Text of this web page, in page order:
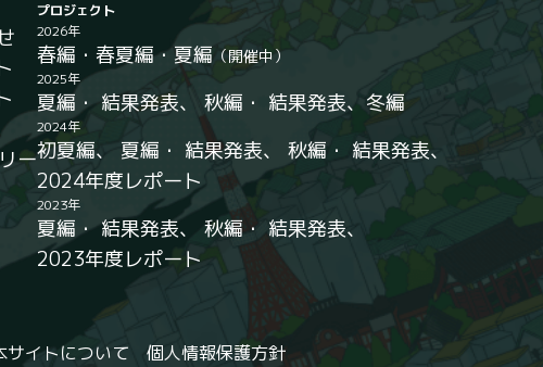
ー
プロジェクト
2026年
春編 ・ 春夏編・夏編 （開催中）
2025年
夏編 ・ 結果発表、 秋編 ・ 結果発表、 冬編
2024年
初夏編、 夏編 ・ 結果発表、 秋編 ・ 結果発表、
2024年度レポート
2023年
夏編 ・結果発表、 秋編 ・ 結果発表、
2023年度レポート
サイトについて 個人情報保護方針